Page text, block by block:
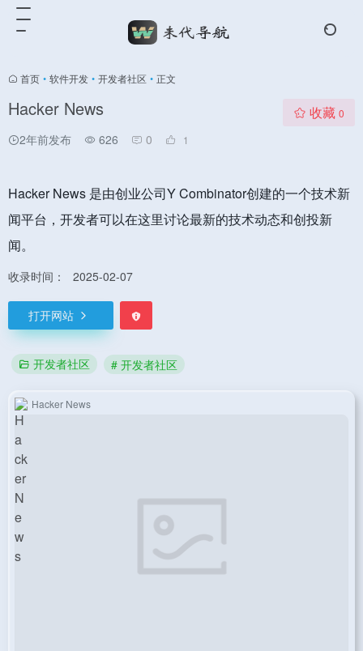
首页 • 软件开发 • 开发者社区 • 正文
Hacker News
2年前发布 626 0 1
收藏 0
Hacker News 是由创业公司Y Combinator创建的一个技术新
闻平台，开发者可以在这里讨论最新的技术动态和创投新
闻。
收录时间： 2025-02-07
打开网站
开发者社区 # 开发者社区
Hacker News